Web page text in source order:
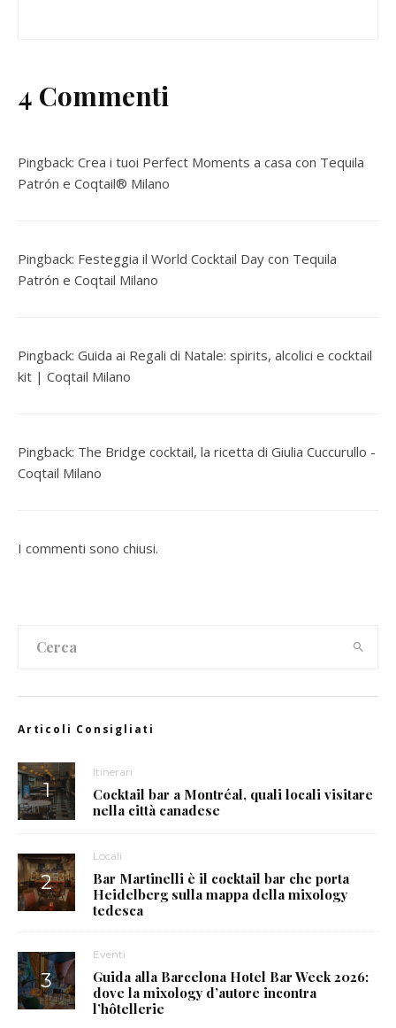
4 Commenti
Pingback: Crea i tuoi Perfect Moments a casa con Tequila
Patrón e Coqtail® Milano
Pingback: Festeggia il World Cocktail Day con Tequila
Patrón e Coqtail Milano
Pingback: Guida ai Regali di Natale: spirits, alcolici e cocktail
kit | Coqtail Milano
Pingback: The Bridge cocktail, la ricetta di Giulia Cuccurullo -
Coqtail Milano
I commenti sono chiusi.
Articoli Consigliati
Itinerari
Cocktail bar a Montréal, quali locali visitare
nella città canadese
Locali
Bar Martinelli è il cocktail bar che porta
Heidelberg sulla mappa della mixology
tedesca
Eventi
Guida alla Barcelona Hotel Bar Week 2026:
dove la mixology d’autore incontra
l’hôtellerie